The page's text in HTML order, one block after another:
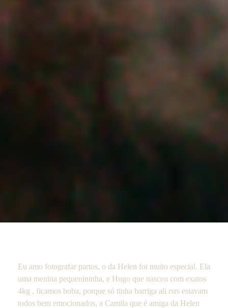
Eu amo fotografar partos, o da Helen foi muito especial. Ela
uma menina pequenininha, e Hugo que nasceu com exatos
4kg , ficamos boba, porque só tinha barriga ali rsrs estavam
todos bem emocionados, a Camila que é amiga da Helen